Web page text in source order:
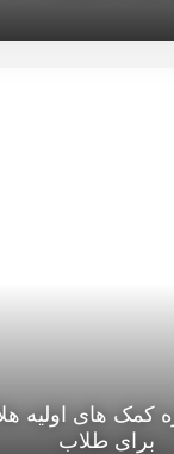
کمک های اولیه
برای طلاب